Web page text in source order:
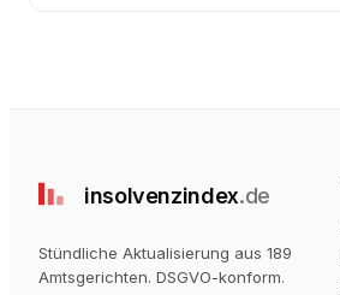
insolvenzindex.de
Stündliche Aktualisierung aus 189
Amtsgerichten. DSGVO-konform.